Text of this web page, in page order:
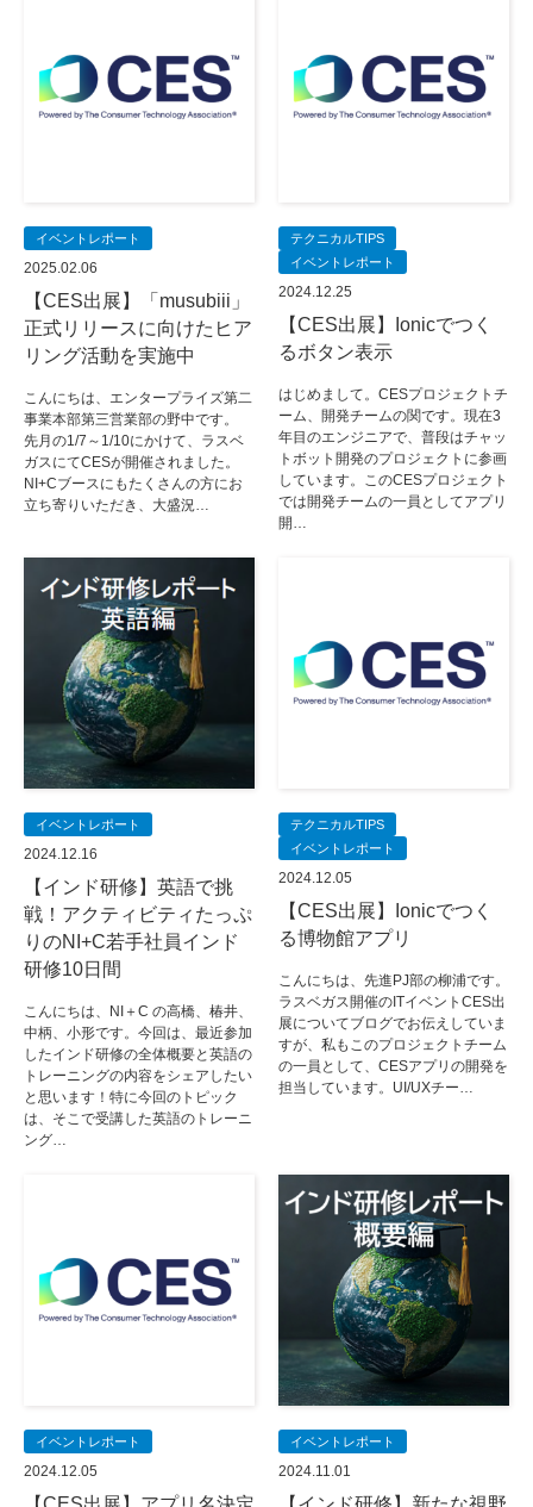
イベントレポート
2025.02.06
【CES出展】「musubiii」
正式リリースに向けたヒア
リング活動を実施中
こんにちは、エンタープライズ第二
事業本部第三営業部の野中です。
先月の1/7～1/10にかけて、ラスベ
ガスにてCESが開催されました。
NI+Cブースにもたくさんの方にお
立ち寄りいただき、大盛況…
テクニカルTIPS
イベントレポート
2024.12.25
【CES出展】Ionicでつく
るボタン表示
はじめまして。CESプロジェクトチ
ーム、開発チームの関です。現在3
年目のエンジニアで、普段はチャッ
トボット開発のプロジェクトに参画
しています。このCESプロジェクト
では開発チームの一員としてアプリ
開…
イベントレポート
2024.12.16
【インド研修】英語で挑
戦！アクティビティたっぷ
りのNI+C若手社員インド
研修10日間
こんにちは、NI＋C の高橋、椿井、
中柄、小形です。今回は、最近参加
したインド研修の全体概要と英語の
トレーニングの内容をシェアしたい
と思います！特に今回のトピック
は、そこで受講した英語のトレーニ
ング…
テクニカルTIPS
イベントレポート
2024.12.05
【CES出展】Ionicでつく
る博物館アプリ
こんにちは、先進PJ部の柳浦です。
ラスベガス開催のITイベントCES出
展についてブログでお伝えしていま
すが、私もこのプロジェクトチーム
の一員として、CESアプリの開発を
担当しています。UI/UXチー…
イベントレポート
2024.12.05
イベントレポート
2024.11.01